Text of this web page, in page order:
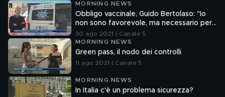
MORNING NEWS
Obbligo vaccinale, Guido Bertolaso: "Io
non sono favorevole, ma necessario per
alcune categorie a rischio contagio"
30 ago 2021 | Canale 5
MORNING NEWS
Green pass, il nodo dei controlli
11 ago 2021 | Canale 5
MORNING NEWS
In Italia c'è un problema sicurezza?